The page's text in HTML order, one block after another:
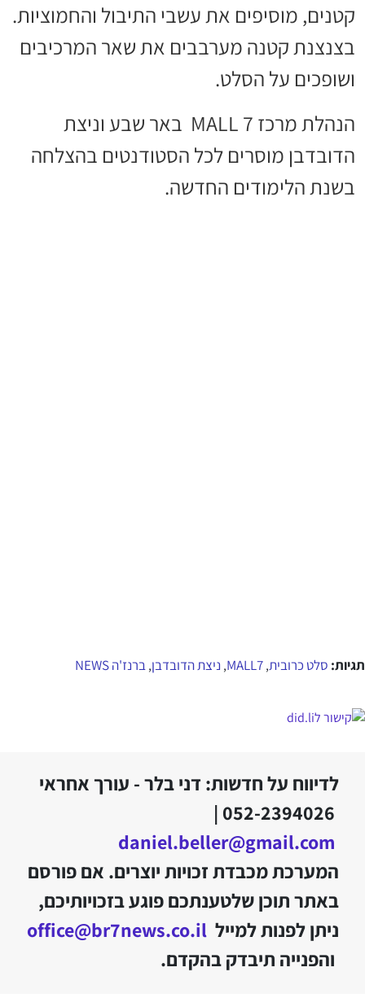
קטנים, מוסיפים את עשבי התיבול והחמוציות.
בצנצנת קטנה מערבבים את שאר המרכיבים
ושופכים על הסלט.
הנהלת מרכז MALL 7 באר שבע וניצת
הדובדבן מוסרים לכל הסטודנטים בהצלחה
בשנת הלימודים החדשה.
תגיות: סלט כרובית,
MALL7
, ניצת הדובדבן,ברנז'ה NEWS
לדיווח על חדשות: דני בלר - עורך אחראי
052-2394026 |
daniel.beller@gmail.com
המערכת מכבדת זכויות יוצרים. אם פורסם
באתר תוכן שלטענתכם פוגע בזכויותיכם,
ניתן לפנות למייל office@br7news.co.il
והפנייה תיבדק בהקדם.